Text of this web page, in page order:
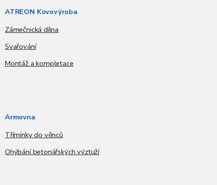
ATREON Kovovýroba
Zámečnická dílna
Svařování
Montáž a kompletace
Armovna
Třímínky do věnců
Ohýbání betonářských výztuží